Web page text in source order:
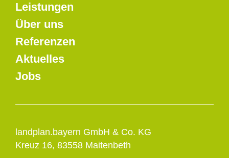
landplan.bayern GmbH & Co. KG
Kreuz 16, 83558 Maitenbeth
Leistungen
Über uns
Referenzen
Aktuelles
Jobs